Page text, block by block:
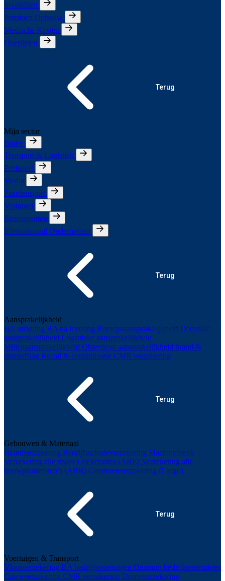
Invaliditeit
Pensioen Opbouw
Medische Kosten
Overlijden
Terug
Mijn sector
Bouw
Transport & Logistiek
Profsport
Media
Paardensport
Vastgoed
Evenementen
Internationaal Ondernemen
Terug
Aansprakelijkheid
BA uitbating BA na levering Beroepsaansprakelijkheid Decenale
aansprakelijkheid Logistieke aansprakelijkheid
Milieuaansprakelijkheid Objectieve aansprakelijkheid brand &
ontploffing Recall & contaminatie CMR verzekering
Terug
Gebouwen & Materiaal
Brandverzekering Bedrijfsschadeverzekering Machinebreuk
Verzekering alle risico’s elektronica (ARE) Verzekering alle
bouwplaatsrisico’s (ABR) Goederenverzekering (Cargo)
Terug
Voertuigen & Transport
Vlootverzekering BA bedrijfsvoertuigen Omnium bedrijfsvoertuigen
Cascoverzekering CMR verzekering Droneverzekering